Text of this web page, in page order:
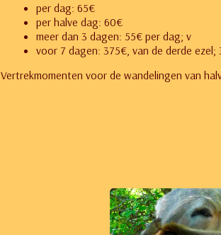
per dag: 65€
per halve dag: 60€
meer dan 3 dagen: 55€ per dag; v
voor 7 dagen: 375€, van de derde
Vertrekmomenten voor de wandelingen van